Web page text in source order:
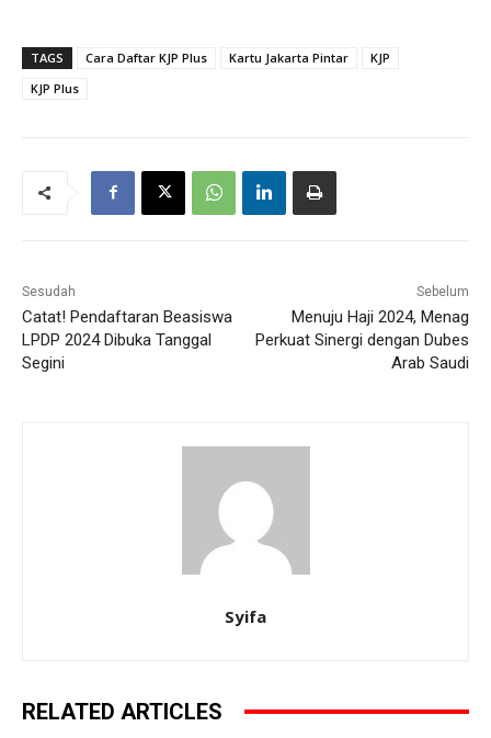
TAGS Cara Daftar KJP Plus Kartu Jakarta Pintar
KJP
KJP Plus
Sesudah
Catat! Pendaftaran Beasiswa
LPDP 2024 Dibuka Tanggal
Segini
Sebelum
Menuju Haji 2024, Menag
Perkuat Sinergi dengan Dubes
Arab Saudi
Syifa
RELATED ARTICLES